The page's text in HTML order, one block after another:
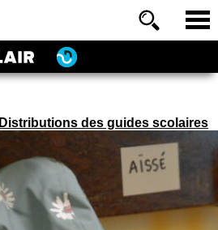
Distributions des guides scolaires